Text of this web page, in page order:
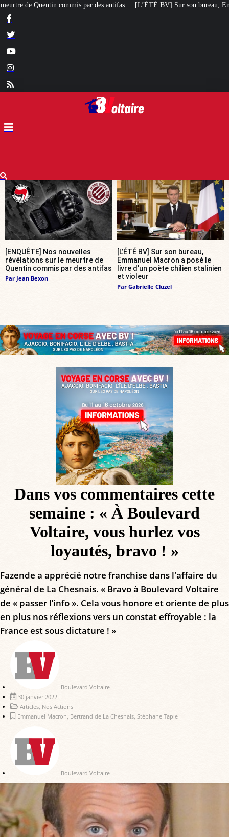
[L’ÉTÉ BV] Sur son bureau, Emmanuel Macron a posé le livre
[ENQUÊTE] Nos nouvelles
révélations sur le meurtre de
Quentin commis par des antifas
Par Jean Bexon
[L’ÉTÉ BV] Sur son bureau,
Emmanuel Macron a posé le
livre d’un poète chilien stalinien
et violeur
Par Gabrielle Cluzel
Dans vos commentaires cette
semaine : « À Boulevard
Voltaire, vous hurlez vos
loyautés, bravo ! »
Fazende a apprécié notre franchise dans l'affaire du
général de La Chesnais. « Bravo à Boulevard Voltaire
de « passer l’info ». Cela vous honore et oriente de plus
en plus nos réflexions vers un constat effroyable : la
France est sous dictature ! »
Boulevard Voltaire
30 janvier 2022
Articles, Nos Actions
Emmanuel Macron, Bertrand de La Chesnais, Stéphane Tapie
Boulevard Voltaire